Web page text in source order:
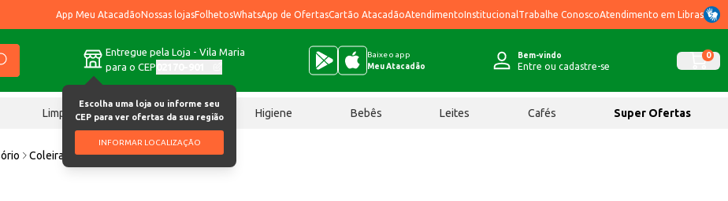
App Meu AtacadãoNossas lojasFolhetosWhatsApp de OfertasCartão AtacadãoAtendimentoInstitucional Trabalhe ConoscoAtendimento em Libras
Entregue pela Loja - Vila Maria
para o CEP
Escolha uma loja ou informe seu
CEP para ver ofertas da sua região
INFORMAR LOCALIZAÇÃO
Baixe o app
Meu Atacadão
Bem-vindo
Entre ou cadastre-se
0
Limpeza Chocolates Higiene Bebês Leites Cafés Super Ofertas
Coleira de Couro Baw Waw Nº12 un